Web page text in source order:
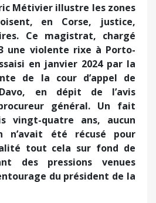
Métivier illustre les zones
en Corse, justice,
Ce magistrat, chargé
une violente rixe à Porto-
en janvier 2024 par la
de la cour d’appel de
en dépit de l’avis
général. Un fait
vingt-quatre ans, aucun
n’avait été récusé pour
tout cela sur fond de
des pressions venues
du président de la